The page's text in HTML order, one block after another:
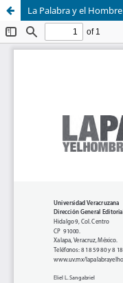
La Palabra y el Hombre